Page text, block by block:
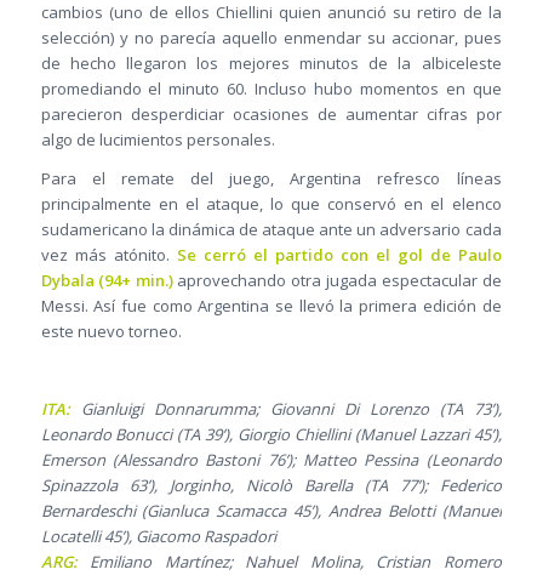
cambios (uno de ellos Chiellini quien anunció su retiro de la
selección) y no parecía aquello enmendar su accionar, pues
de hecho llegaron los mejores minutos de la albiceleste
promediando el minuto 60. Incluso hubo momentos en que
parecieron desperdiciar ocasiones de aumentar cifras por
algo de lucimientos personales.
Para el remate del juego, Argentina refresco líneas
principalmente en el ataque, lo que conservó en el elenco
sudamericano la dinámica de ataque ante un adversario cada
vez más atónito. Se cerró el partido con el gol de Paulo
Dybala (94+ min.)aprovechando otra jugada espectacular de
Messi. Así fue como Argentina se llevó la primera edición de
este nuevo torneo.
ITA:Gianluigi Donnarumma; Giovanni Di Lorenzo (TA 73’),
Leonardo Bonucci (TA 39’), Giorgio Chiellini (Manuel Lazzari 45’),
Emerson (Alessandro Bastoni 76’); Matteo Pessina (Leonardo
Spinazzola 63’), Jorginho, Nicolò Barella (TA 77’); Federico
Bernardeschi (Gianluca Scamacca 45’), Andrea Belotti (Manuel
Locatelli 45’), Giacomo Raspadori
ARG:Emiliano Martínez; Nahuel Molina, Cristian Romero